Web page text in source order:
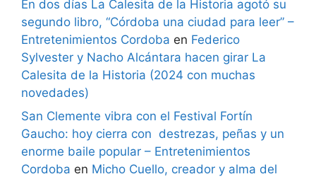
En dos días La Calesita de la Historia agotó su
segundo libro, “Córdoba una ciudad para leer” –
Entretenimientos Cordoba en Federico
Sylvester y Nacho Alcántara hacen girar La
Calesita de la Historia (2024 con muchas
novedades)
San Clemente vibra con el Festival Fortín
Gaucho: hoy cierra con destrezas, peñas y un
enorme baile popular – Entretenimientos
Cordoba en Micho Cuello, creador y alma del